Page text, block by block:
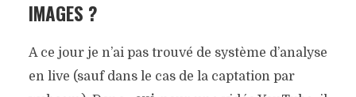
IMAGES ?
A ce jour je n’ai pas trouvé de système d’analyse
en live (sauf dans le cas de la captation par